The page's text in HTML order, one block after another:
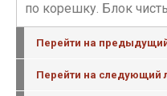
по корешку. Блок
Перейти на
Перейти на следующий